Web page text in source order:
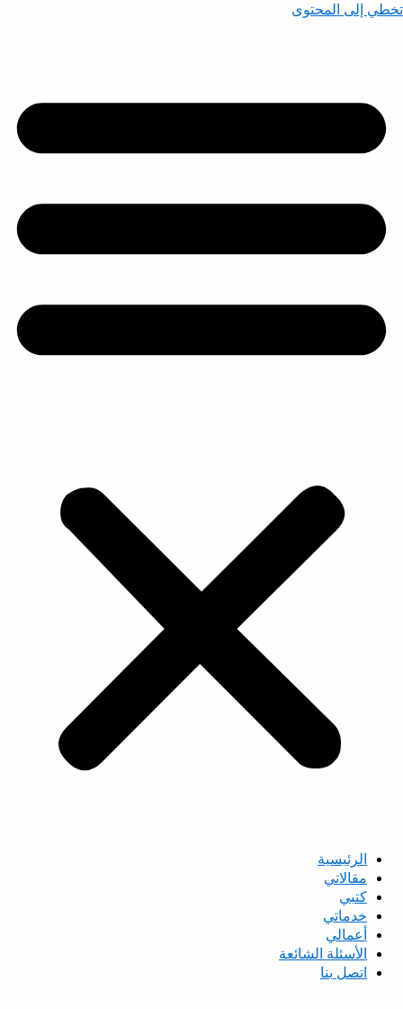
تخطي إلى المحتوى
الرئيسية
مقالاتي
كتبي
خدماتي
أعمالي
الأسئلة الشائعة
اتصل بنا